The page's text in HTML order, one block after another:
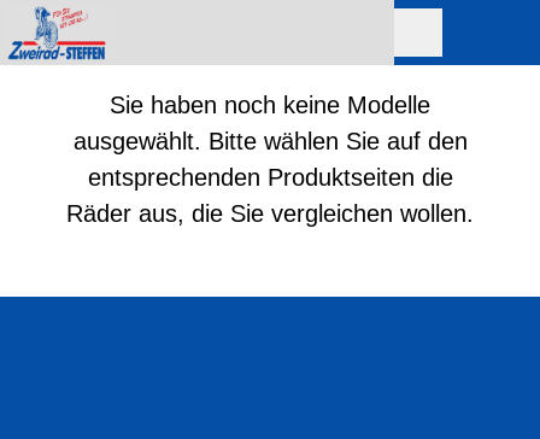
Sie haben noch keine Modelle
ausgewählt. Bitte wählen Sie auf den
entsprechenden Produktseiten die
Räder aus, die Sie vergleichen wollen.